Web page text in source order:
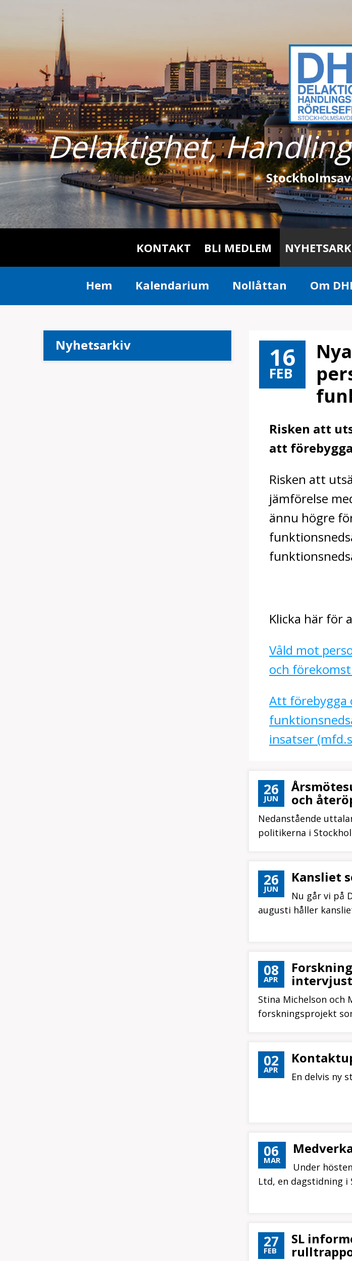
Delaktighet,
KONTAKT BLI MEDLEM
Hem Kalendarium Nollåttan Om
16
FEB
Risken att
att
Risken att
jämförelse
ännu högre
Klicka här för
Våld mot
och
Att förebygga
insatser
Nyhetsarkiv
26
JUN och
Nedanstående
politikerna i
26
JUN
Kansliet
Nu går vi på
augusti håller
08
APR
Stina Michelson och
forskningsprojekt
02
APR
En delvis ny
06
MAR
Under
Ltd, en dagstidning i
27
FEB
SL